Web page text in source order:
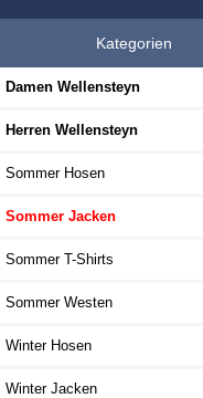
Kategorien
Damen Wellensteyn
Herren Wellensteyn
Sommer Hosen
Sommer Jacken
Sommer T-Shirts
Sommer Westen
Winter Hosen
Winter Jacken